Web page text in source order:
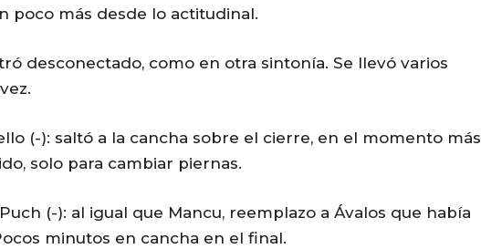
poco más desde lo actitudinal.
desconectado, como en otra sintonía. Se llevó varios
(-): saltó a la cancha sobre el cierre, en el momento más
solo para cambiar piernas.
(-): al igual que Mancu, reemplazo a Ávalos que había
minutos en cancha en el final.